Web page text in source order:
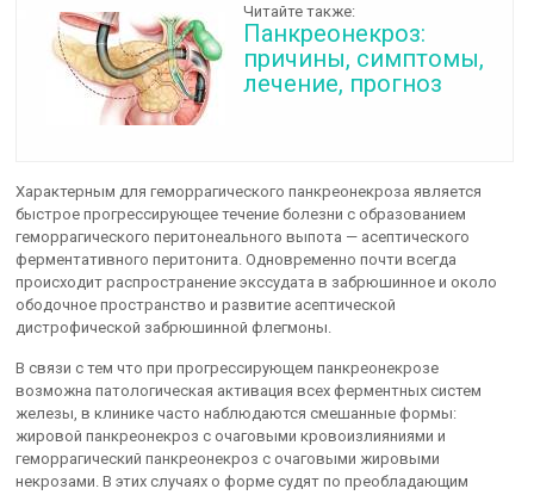
Читайте также:
Панкреонекроз:
причины, симптомы,
лечение, прогноз
Характерным для геморрагического панкреонекроза является
быстрое прогрессирующее течение болезни с образованием
геморрагического перитонеального выпота — асептического
ферментативного перитонита. Одновременно почти всегда
происходит распространение экссудата в забрюшинное и около
ободочное пространство и развитие асептической
дистрофической забрюшинной флегмоны.
В связи с тем что при прогрессирующем панкреонекрозе
возможна патологическая активация всех ферментных систем
железы, в клинике часто наблюдаются смешанные формы:
жировой панкреонекроз с очаговыми кровоизлияниями и
геморрагический панкреонекроз с очаговыми жировыми
некрозами. В этих случаях о форме судят по преобладающим